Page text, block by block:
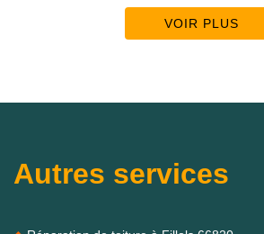
VOIR PLUS
Autres services